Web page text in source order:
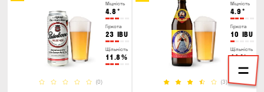
Міцність
4.8 °
Гіркота
23 IBU
Щільність
11.8 %
(0)
Міцність
4.9 °
Гіркота
10 IBU
Щільність
11%
(3)